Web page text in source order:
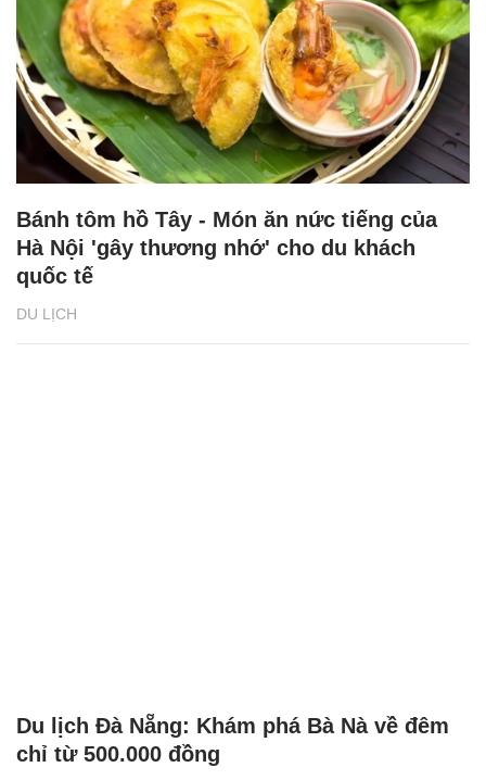
DU LỊCH
Bánh tôm hồ Tây - Món ăn nức tiếng của
Hà Nội 'gây thương nhớ' cho du khách
quốc tế
Du lịch Đà Nẵng: Khám phá Bà Nà về đêm
chỉ từ 500.000 đồng